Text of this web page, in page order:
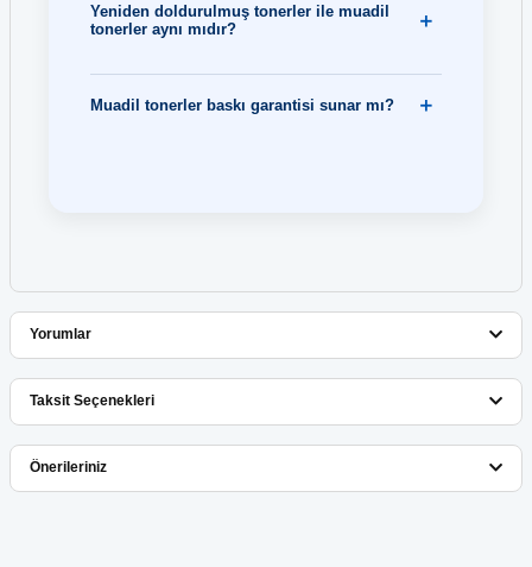
Yeniden doldurulmuş tonerler ile muadil
tonerler aynı mıdır?
Muadil tonerler baskı garantisi sunar mı?
Yorumlar
Bu ürüne ilk yorumu siz yapın!
Taksit Seçenekleri
Önerileriniz